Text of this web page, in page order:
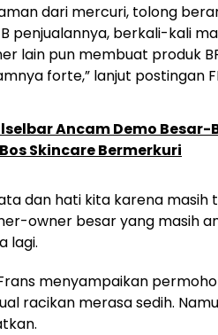
dari mercuri, tolong
penjualannya, berkali-kali
lain pun membuat produk
forte,” lanjut postingan
Ancam Demo
Skincare Bermerkuri
dan hati kita karena masih
owner besar yang masih
lagi.
menyampaikan
racikan merasa sedih.